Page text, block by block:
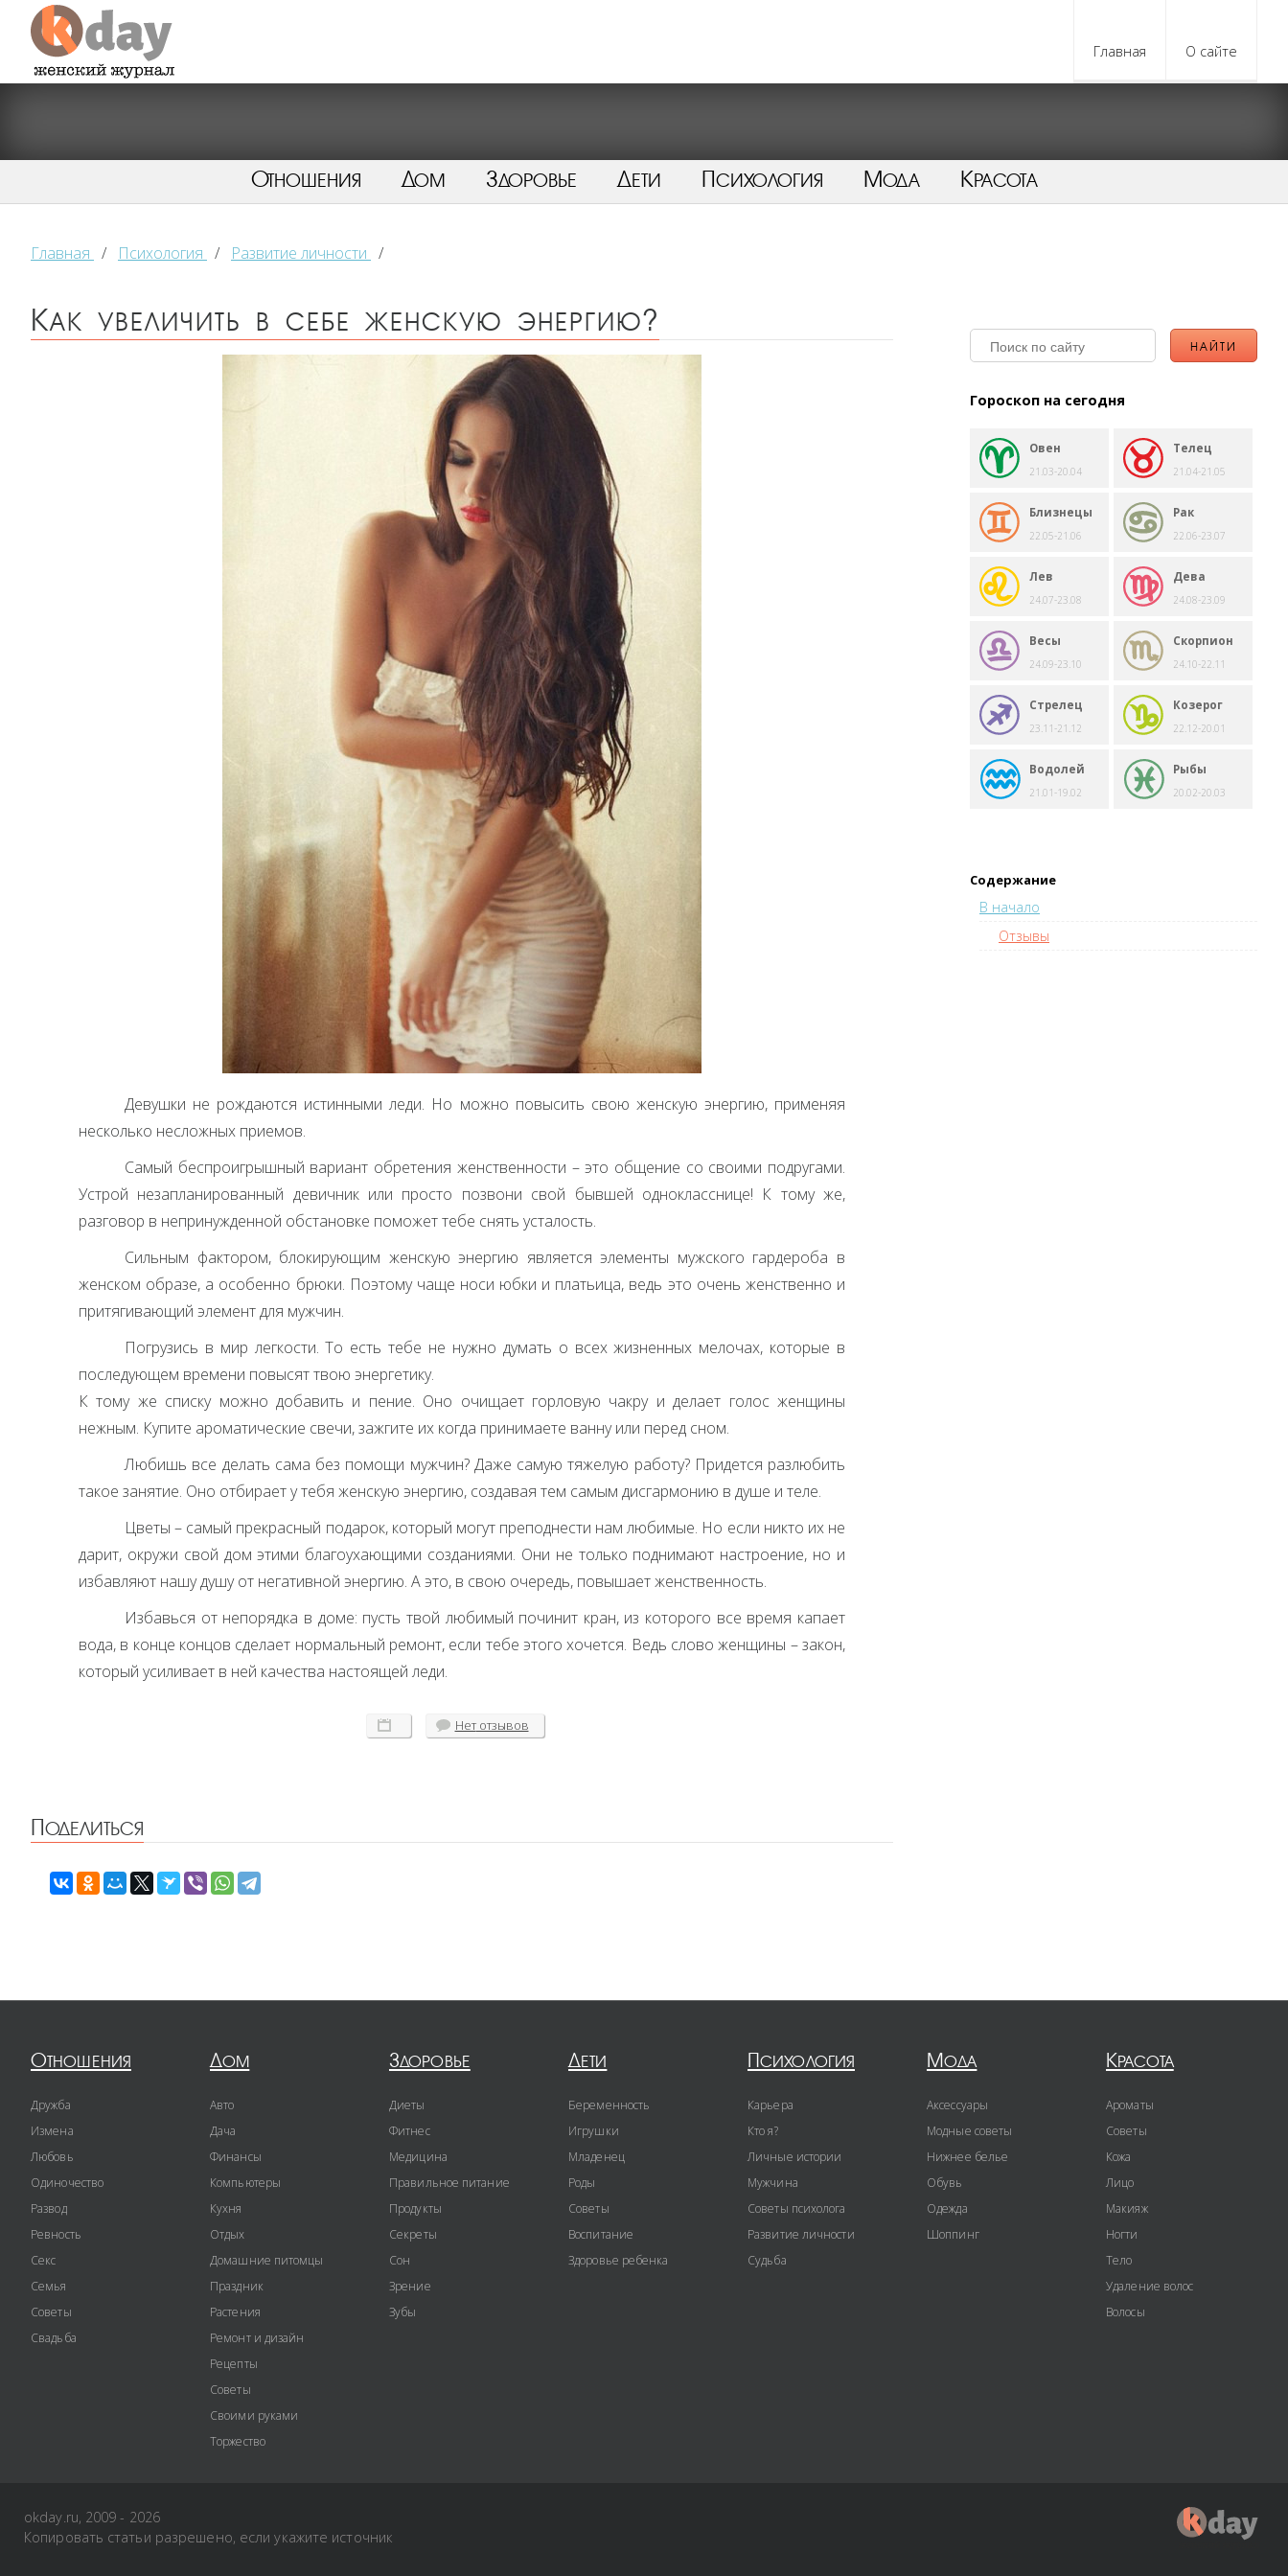
Главная О сайте
Отношения Дом Здоровье Дети Психология Мода Красота
Главная / Психология / Развитие личности /
Как увеличить в себе женскую энергию?
Девушки не рождаются истинными леди. Но можно повысить свою женскую энергию, применяя
несколько несложных приемов.
Самый беспроигрышный вариант обретения женственности – это общение со своими подругами.
Устрой незапланированный девичник или просто позвони свой бывшей однокласснице! К тому же,
разговор в непринужденной обстановке поможет тебе снять усталость.
Сильным фактором, блокирующим женскую энергию является элементы мужского гардероба в
женском образе, а особенно брюки. Поэтому чаще носи юбки и платьица, ведь это очень женственно и
притягивающий элемент для мужчин.
Погрузись в мир легкости. То есть тебе не нужно думать о всех жизненных мелочах, которые в
последующем времени повысят твою энергетику.
К тому же списку можно добавить и пение. Оно очищает горловую чакру и делает голос женщины
нежным. Купите ароматические свечи, зажгите их когда принимаете ванну или перед сном.
Любишь все делать сама без помощи мужчин? Даже самую тяжелую работу? Придется разлюбить
такое занятие. Оно отбирает у тебя женскую энергию, создавая тем самым дисгармонию в душе и теле.
Цветы – самый прекрасный подарок, который могут преподнести нам любимые. Но если никто их не
дарит, окружи свой дом этими благоухающими созданиями. Они не только поднимают настроение, но и
избавляют нашу душу от негативной энергию. А это, в свою очередь, повышает женственность.
Избавься от непорядка в доме: пусть твой любимый починит кран, из которого все время капает
вода, в конце концов сделает нормальный ремонт, если тебе этого хочется. Ведь слово женщины – закон,
который усиливает в ней качества настоящей леди.
Нетотзывов
Поделиться
Гороскоп на сегодня
Овен
21.03-20.04
Телец
21.04-21.05
Близнецы
22.05-21.06
Рак
22.06-23.07
Лев
24.07-23.08
Дева
24.08-23.09
Весы
24.09-23.10
Скорпион
24.10-22.11
Стрелец
23.11-21.12
Козерог
22.12-20.01
Водолей
21.01-19.02
Рыбы
20.02-20.03
Содержание
В начало
Отзывы
Отношения
Дружба
Измена
Любовь
Одиночество
Развод
Ревность
Секс
Семья
Советы
Свадьба
Дом
Авто
Дача
Финансы
Компьютеры
Кухня
Отдых
Домашние питомцы
Праздник
Растения
Ремонт и дизайн
Рецепты
Советы
Своими руками
Торжество
Здоровье
Диеты
Фитнес
Медицина
Правильное питание
Продукты
Секреты
Сон
Зрение
Зубы
Дети
Беременность
Игрушки
Младенец
Роды
Советы
Воспитание
Здоровье ребенка
Психология
Карьера
Кто я?
Личные истории
Мужчина
Советы психолога
Развитие личности
Судьба
Мода
Аксессуары
Модные советы
Нижнее белье
Обувь
Одежда
Шоппинг
Красота
Ароматы
Советы
Кожа
Лицо
Макияж
Ногти
Тело
Удаление волос
Волосы
okday.ru, 2009 - 2026
Копировать статьи разрешено, если укажите источник